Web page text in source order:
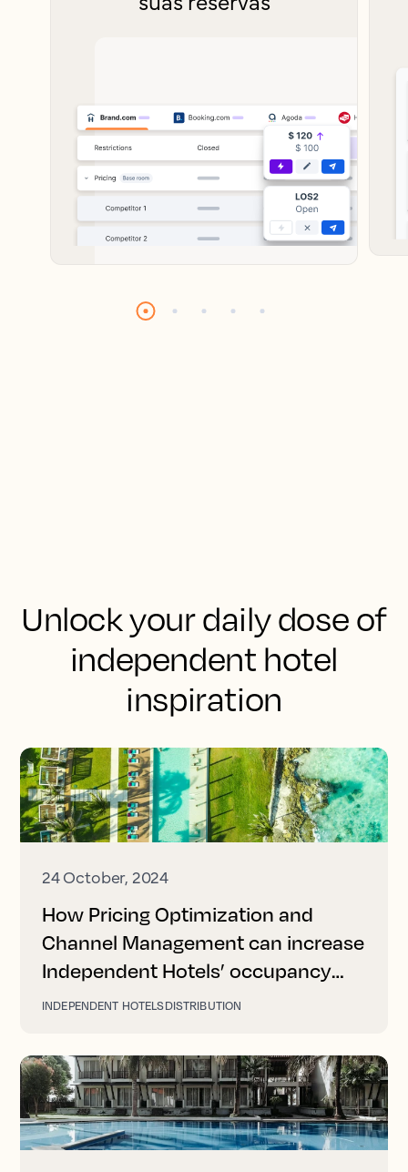
Unlock your daily dose of
independent hotel
inspiration
24 October, 2024
How Pricing Optimization and
Channel Management can increase
Independent Hotels’ occupancy
and revenue
INDEPENDENT HOTELSDISTRIBUTION